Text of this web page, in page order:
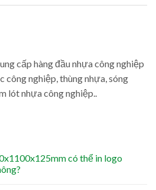
cấp hàng đầu nhựa công nghiệp
công nghiệp, thùng nhựa, sóng
lót nhựa công nghiệp..
có thể in logo